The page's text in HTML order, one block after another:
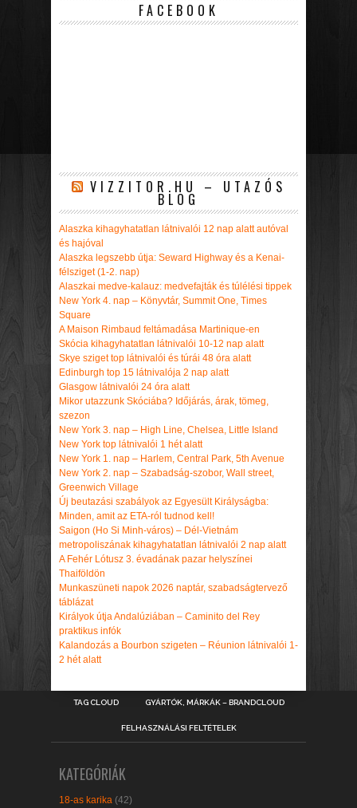
FACEBOOK
VIZZITOR.HU – UTAZÓS
BLOG
Alaszka kihagyhatatlan látnivalói 12 nap alatt autóval
és hajóval
Alaszka legszebb útja: Seward Highway és a Kenai-
félsziget (1-2. nap)
Alaszkai medve-kalauz: medvefajták és túlélési tippek
New York 4. nap – Könyvtár, Summit One, Times
Square
A Maison Rimbaud feltámadása Martinique-en
Skócia kihagyhatatlan látnivalói 10-12 nap alatt
Skye sziget top látnivalói és túrái 48 óra alatt
Edinburgh top 15 látnivalója 2 nap alatt
Glasgow látnivalói 24 óra alatt
Mikor utazzunk Skóciába? Időjárás, árak, tömeg,
szezon
New York 3. nap – High Line, Chelsea, Little Island
New York top látnivalói 1 hét alatt
New York 1. nap – Harlem, Central Park, 5th Avenue
New York 2. nap – Szabadság-szobor, Wall street,
Greenwich Village
Új beutazási szabályok az Egyesült Királyságba:
Minden, amit az ETA-ról tudnod kell!
Saigon (Ho Si Minh-város) – Dél-Vietnám
metropoliszának kihagyhatatlan látnivalói 2 nap alatt
A Fehér Lótusz 3. évadának pazar helyszínei
Thaiföldön
Munkaszüneti napok 2026 naptár, szabadságtervező
táblázat
Királyok útja Andalúziában – Caminito del Rey
praktikus infók
Kalandozás a Bourbon szigeten – Réunion látnivalói 1-
2 hét alatt
TAG CLOUD GYÁRTÓK, MÁRKÁK – BRANDCLOUD
FELHASZNÁLÁSI FELTÉTELEK
KATEGÓRIÁK
18-as karika (42)